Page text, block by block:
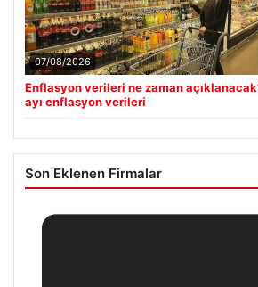
07/08/2026
Enflasyon verileri ne zaman
ayı enflasyon verileri
Son Eklenen Firmalar